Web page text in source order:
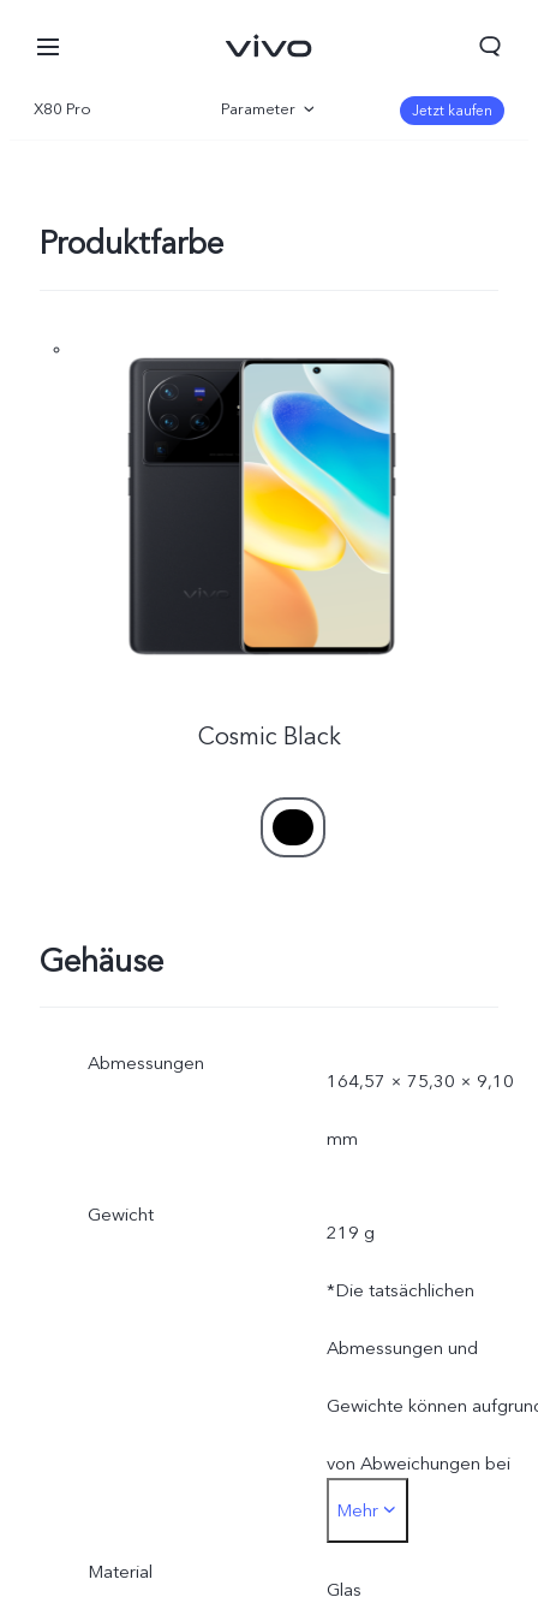
X80 Pro Parameter Jetzt kaufen
Produktfarbe
Cosmic Black
Gehäuse
Abmessungen
164,57 × 75,30 × 9,10
mm
Gewicht
219 g
*Die tatsächlichen
Abmessungen und
Gewichte können
von Abweichungen bei
Verfahren,
und Materiallieferungen
Mehr
Material
Glas